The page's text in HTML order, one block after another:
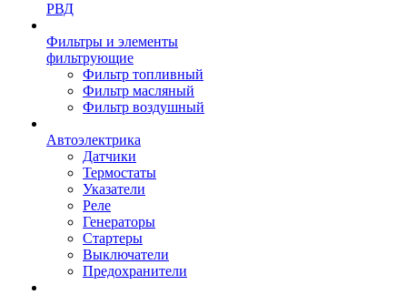
РВД
Фильтры и элементы
фильтрующие
Фильтр топливный
Фильтр масляный
Фильтр воздушный
Автоэлектрика
Датчики
Термостаты
Указатели
Реле
Генераторы
Стартеры
Выключатели
Предохранители